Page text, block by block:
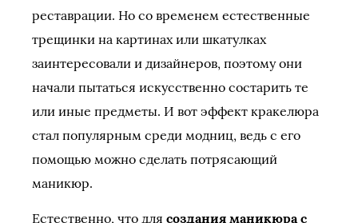
реставрации. Но со временем естественные
трещинки на картинах или шкатулках
заинтересовали и дизайнеров, поэтому они
начали пытаться искусственно состарить те
или иные предметы. И вот эффект кракелюра
стал популярным среди модниц, ведь с его
помощью можно сделать потрясающий
маникюр.
Естественно, что для создания маникюра с